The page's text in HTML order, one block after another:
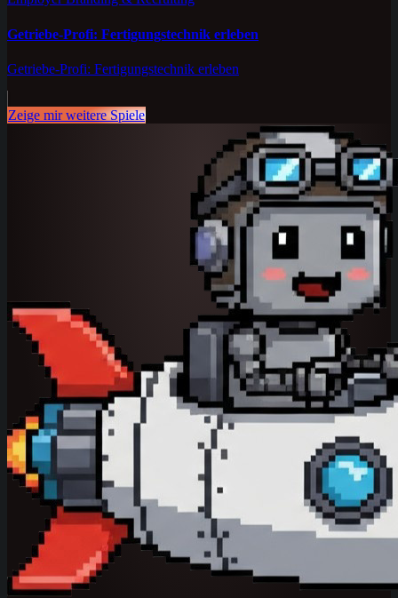
Getriebe-Profi: Fertigungstechnik erleben
Getriebe-Profi: Fertigungstechnik erleben
Zeige mir weitere Spiele